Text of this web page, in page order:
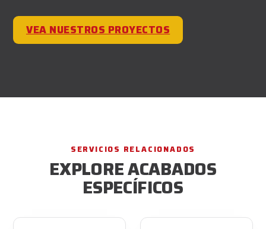
VEA NUESTROS PROYECTOS
SERVICIOS RELACIONADOS
EXPLORE ACABADOS
ESPECÍFICOS